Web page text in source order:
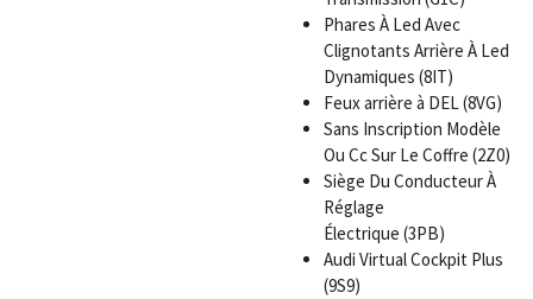
Phares À Led Avec
Clignotants Arrière À Led
Dynamiques (8IT)
Feux arrière à DEL (8VG)
Sans Inscription Modèle
Ou Cc Sur Le Coffre (2Z0)
Siège Du Conducteur À
Réglage
Électrique (3PB)
Audi Virtual Cockpit Plus
(9S9)